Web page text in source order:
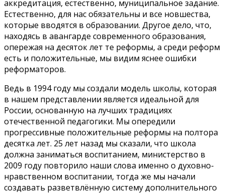
аккредитация, естественно, муниципальное задание.
Естественно, для нас обязательны и все новшества,
которые вводятся в образовании. Другое дело, что,
находясь в авангарде современного образования,
опережая на десяток лет те реформы, а среди реформ
есть и положительные, мы видим яснее ошибки
реформаторов.
Ведь в 1994 году мы создали модель школы, которая
в нашем представлении является идеальной для
России, основанную на лучших традициях
отечественной педагогики. Мы опередили
прогрессивные положительные реформы на полтора
десятка лет. 25 лет назад мы сказали, что школа
должна заниматься воспитанием, министерство в
2009 году повторило наши слова именно о духовно-
нравственном воспитании, тогда же мы начали
создавать разветвлённую систему дополнительного